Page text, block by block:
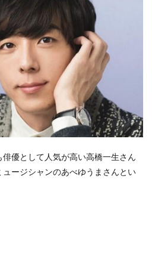
優として人気が高い高橋一生さん
ージシャンのあべゆうまさんとい